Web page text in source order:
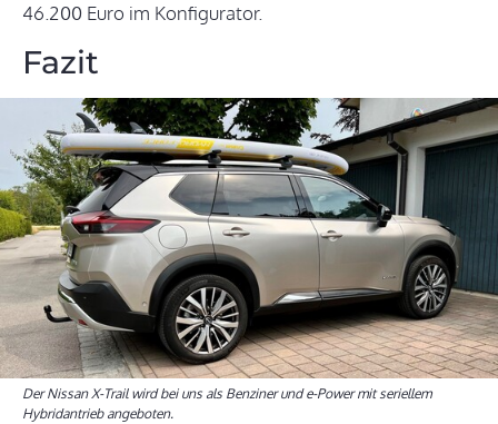
46.200 Euro im Konfigurator.
Fazit
Der Nissan X-Trail wird bei uns als Benziner und e-Power mit seriellem
Hybridantrieb angeboten.